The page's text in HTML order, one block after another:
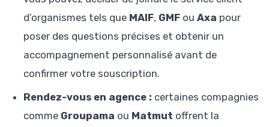
d’organismes tels que MAIF, GMF ou Axa pour
poser des questions précises et obtenir un
accompagnement personnalisé avant de
confirmer votre souscription.
Rendez-vous en agence : certaines compagnies
comme Groupama ou Matmut offrent la